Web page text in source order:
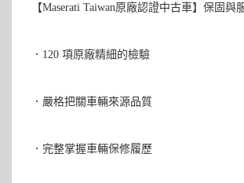
【Maserati Taiwan原廠認證中古車】保固與
．120 項原廠精細的檢驗
．嚴格把關車輛來源品質
．完整掌握車輛保修履歷